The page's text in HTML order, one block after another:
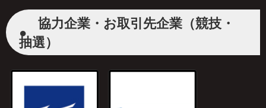
●
協力企業・お取引先企業（競技・
抽選）